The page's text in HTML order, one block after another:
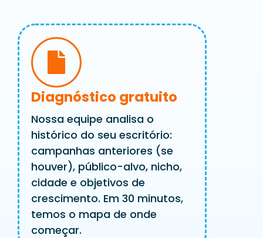
Diagnóstico gratuito
Nossa equipe analisa o
histórico do seu escritório:
campanhas anteriores (se
houver), público-alvo, nicho,
cidade e objetivos de
crescimento. Em 30 minutos,
temos o mapa de onde
começar.